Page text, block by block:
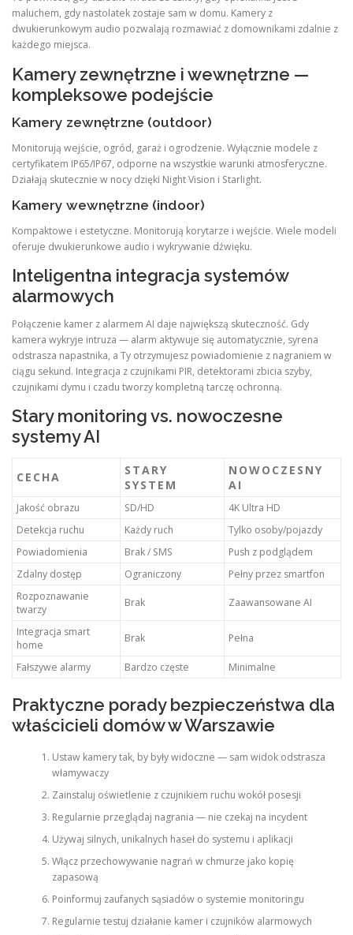
maluchem, gdy nastolatek zostaje sam w domu. Kamery z
dwukierunkowym audio pozwalają rozmawiać z domownikami zdalnie z
każdego miejsca.
Kamery zewnętrzne i wewnętrzne —
kompleksowe podejście
Kamery zewnętrzne (outdoor)
Monitorują wejście, ogród, garaż i ogrodzenie. Wyłącznie modele z
certyfikatem IP65/IP67, odporne na wszystkie warunki atmosferyczne.
Działają skutecznie w nocy dzięki Night Vision i Starlight.
Kamery wewnętrzne (indoor)
Kompaktowe i estetyczne. Monitorują korytarze i wejście. Wiele modeli
oferuje dwukierunkowe audio i wykrywanie dźwięku.
Inteligentna integracja systemów
alarmowych
Połączenie kamer z alarmem AI daje największą skuteczność. Gdy
kamera wykryje intruza — alarm aktywuje się automatycznie, syrena
odstrasza napastnika, a Ty otrzymujesz powiadomienie z nagraniem w
ciągu sekund. Integracja z czujnikami PIR, detektorami zbicia szyby,
czujnikami dymu i czadu tworzy kompletną tarczę ochronną.
Stary monitoring vs. nowoczesne
systemy AI
CECHA
STARY
SYSTEM
NOWOCZESNY
AI
Jakość obrazu SD/HD
4K Ultra HD
Detekcja ruchu
Każdy ruch
Tylko osoby/pojazdy
Powiadomienia
Brak / SMS
Push z podglądem
Zdalny dostęp
Ograniczony
Pełny przez smartfon
Rozpoznawanie
twarzy
Brak Zaawansowane AI
Integracja smart
home
Brak Pełna
Fałszywe alarmy Bardzo częste Minimalne
Praktyczne porady bezpieczeństwa dla
właścicieli domów w Warszawie
Ustaw kamery tak, by były widoczne — sam widok odstrasza
włamywaczy
Zainstaluj oświetlenie z czujnikiem ruchu wokół posesji
Regularnie przeglądaj nagrania — nie czekaj na incydent
Używaj silnych, unikalnych haseł do systemu i aplikacji
Włącz przechowywanie nagrań w chmurze jako kopię
zapasową
Poinformuj zaufanych sąsiadów o systemie monitoringu
Regularnie testuj działanie kamer i czujników alarmowych